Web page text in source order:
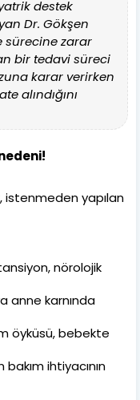
destek
Dr. Gökşen
sürecine zarar
bir tedavi süreci
karar verirken
alındığını
istenmeden yapılan
nörolojik
anne karnında
öyküsü, bebekte
ihtiyacının